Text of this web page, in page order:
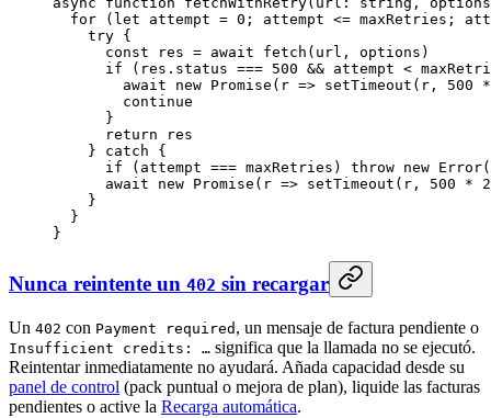
  for
( let attempt = 0 ; attempt <= maxRetries;
    try
{
      const
res = await fetch (url, options)
      if
(res.status === 500 && attempt <
        await
new Promise ( r => setTimeout (r, 500 *
        continue
      }
      return
res
    }
catch {
      if
(attempt === maxRetries) throw new Error(
      await
new Promise ( r => setTimeout (r, 500 * 2
    }
  }
}
Nunca reintente un 402 sin recargar
Un 402 con Payment required , un mensaje de factura pendiente o
Insufficient credits: … significa que la llamada no se ejecutó.
Reintentar inmediatamente no ayudará. Añada capacidad desde su
panel de control (pack puntual o mejora de plan), liquide las facturas
pendientes o active la Recarga automática.